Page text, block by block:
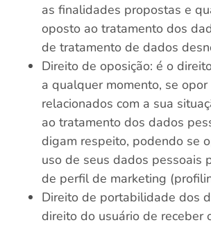
as finalidades propostas e
oposto ao tratamento dos
de tratamento de dados
Direito de oposição: é o
a qualquer momento, se
relacionados com a sua
ao tratamento dos dados
digam respeito, podendo se
uso de seus dados pessoais
de perfil de marketing
Direito de portabilidade dos
direito do usuário de receber